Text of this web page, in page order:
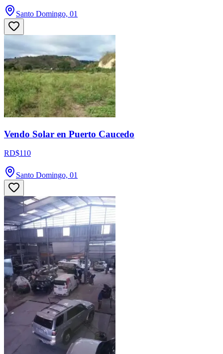
Santo Domingo, 01
Vendo Solar en Puerto Caucedo
RD$110
Santo Domingo, 01